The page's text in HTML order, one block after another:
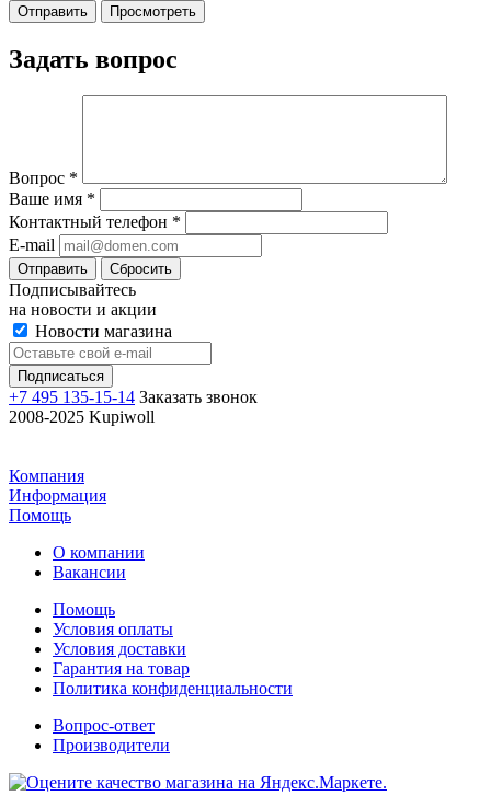
Задать вопрос
Вопрос *
Ваше имя *
Контактный телефон *
E-mail
Отправить Сбросить
Подписывайтесь
на новости и акции
Новости магазина
+7 495 135-15-14 Заказать звонок
2008-2025 Kupiwoll
Компания
Информация
Помощь
О компании
Вакансии
Помощь
Условия оплаты
Условия доставки
Гарантия на товар
Политика конфиденциальности
Вопрос-ответ
Производители